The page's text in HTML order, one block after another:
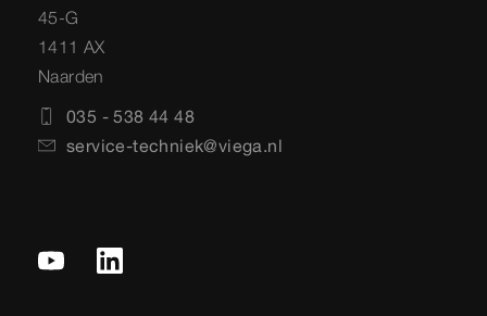
45-G
1411 AX
Naarden
035 - 538 44 48
service-techniek@viega.nl